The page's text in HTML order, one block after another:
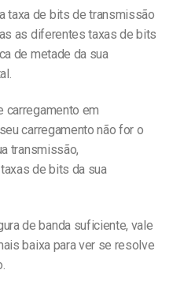
taxa de bits de transmissão
as diferentes taxas de bits
de metade da sua
carregamento em
carregamento não for o
transmissão,
de bits da sua
de banda suficiente, vale
baixa para ver se resolve